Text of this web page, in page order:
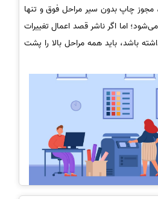
مجوز چاپ بدون سیر مراحل فوق و تنها
اما اگر ناشر قصد اعمال تغییرات
باشد، باید همه مراحل بالا را پشت